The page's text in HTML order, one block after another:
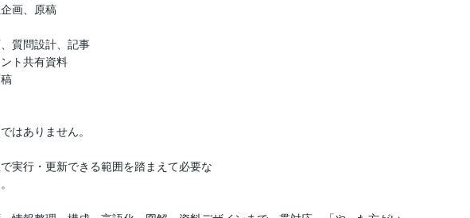
画、原稿
質問設計、記事
ト共有資料
はありません。
実行・更新できる範囲を踏まえて必要な